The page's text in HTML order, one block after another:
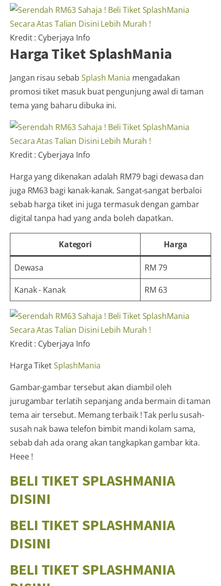
Kredit : Cyberjaya Info
Harga Tiket SplashMania
Jangan risau sebabSplash Mania mengadakan
promosi tiket masuk buat pengunjung awal di taman
tema yang baharu dibuka ini.
Kredit : Cyberjaya Info
Harga yang dikenakan adalah RM79 bagi dewasa dan
juga RM63 bagi kanak-kanak. Sangat-sangat berbaloi
sebab harga tiket ini juga termasuk dengan gambar
digital tanpa had yang anda boleh dapatkan.
Kategori Harga
Dewasa RM 79
Kanak - Kanak RM 63
Kredit : Cyberjaya Info
Harga TiketSplashMania
Gambar-gambar tersebut akan diambil oleh
jurugambar terlatih sepanjang anda bermain di taman
tema air tersebut. Memang terbaik ! Tak perlu susah-
susah nak bawa telefon bimbit mandi kolam sama,
sebab dah ada orang akan tangkapkan gambar kita.
Heee !
BELI TIKET SPLASHMANIA
DISINI
BELI TIKET SPLASHMANIA
DISINI
BELI TIKET SPLASHMANIA